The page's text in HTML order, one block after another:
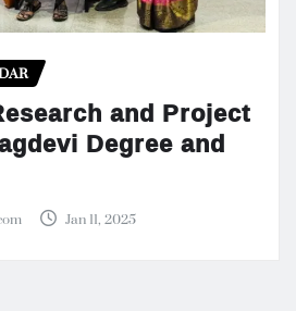
and Project
Degree and
Jan 11, 2025